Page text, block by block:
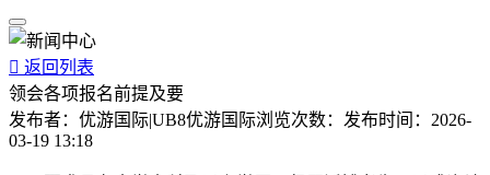
 返回列表
领会各项报名前提及要
发布者： 优游国际|UB8优游国际浏览次数： 发布时间： 2026-
03-19 13:18